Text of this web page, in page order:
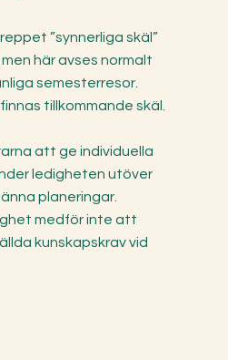
”synnerliga skäl”
här avses normalt
semesterresor.
tillkommande skäl.
att ge individuella
ledigheten utöver
planeringar.
medför inte att
kunskapskrav vid